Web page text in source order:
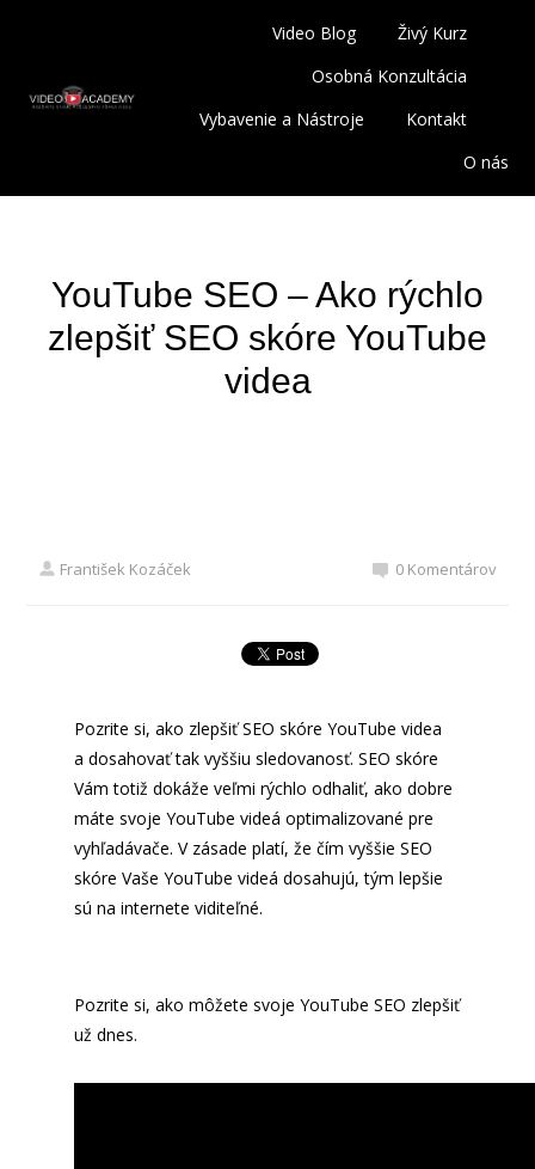
Video Blog
Živý Kurz
Osobná Konzultácia
Vybavenie a Nástroje
Kontakt
O nás
YouTube SEO – Ako rýchlo
zlepšiť SEO skóre YouTube
videa
František Kozáček 0 Komentárov
Pozrite si, ako zlepšiť SEO skóre YouTube videa
a dosahovať tak vyššiu sledovanosť. SEO skóre
Vám totiž dokáže veľmi rýchlo odhaliť, ako dobre
máte svoje YouTube videá optimalizované pre
vyhľadávače. V zásade platí, že čím vyššie SEO
skóre Vaše YouTube videá dosahujú, tým lepšie
sú na internete viditeľné.
Pozrite si, ako môžete svoje YouTube SEO zlepšiť
už dnes.